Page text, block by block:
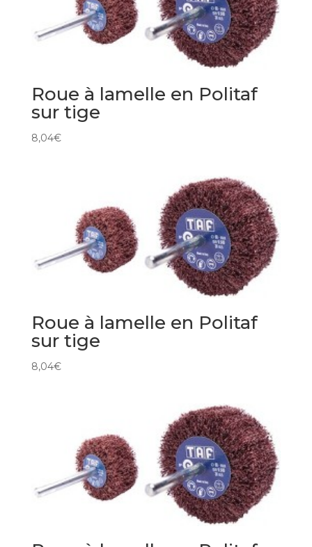
Roue à lamelle en Politaf
sur tige
8,04€
Roue à lamelle en Politaf
sur tige
8,04€